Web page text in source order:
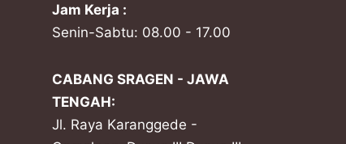
Jam Kerja :
Senin-Sabtu: 08.00 - 17.00
CABANG SRAGEN - JAWA
TENGAH:
Jl. Raya Karanggede -